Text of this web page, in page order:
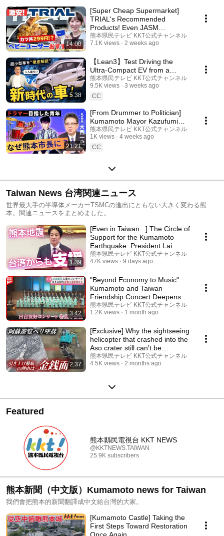
14:00
[Super Cheap Supermarket]
TRIAL's Recommended
Products! Even JASM
employees come to shop
here!? E...
熊本県民テレビ KKT公式チャンネル
7.1K views
2 weeks ago
5:38
【Lean3】Test Driving the
Ultra-Compact EV from a
Former Toyota Developer!
熊本県民テレビ KKT公式チャンネル
9.5K views
3 weeks ago
CC
21:21
[From Drummer to Politician]
Kumamoto Mayor Kazufumi
Onishi: What's His Next
Ambition? Is He Head...
熊本県民テレビ KKT公式チャンネル
1K views
4 weeks ago
CC
Taiwan News 台湾関連ニュース
世界最大手の半導体メーカーTSMCの進出にともない大きく変わる熊
本。関連ニュースをまとめました。
1:39
[Even in Taiwan...] The Circle of
Support for the Kumamoto
Earthquake: President Lai
Ching-te and...
熊本県民テレビ KKT公式チャンネル
47K views
9 days ago
3:42
"Beyond Economy to Music":
Kumamoto and Taiwan
Friendship Concert Deepens
Bonds Across Language a...
熊本県民テレビ KKT公式チャンネル
1.2K views
1 month ago
2:37
[Exclusive] Why the sightseeing
helicopter that crashed into the
Aso crater still can't be
recove...
熊本県民テレビ KKT公式チャンネル
4.5K views
2 months ago
Featured
熊本縣民電視台 KKT NEWS
@KKTNEWS.TAIWAN
25.9K subscribers
熊本新聞（中文版）Kumamoto news for Taiwan
我們會把熊本的新聞翻譯成中文給台灣的大家。
[Kumamoto Castle] Taking the
First Steps Toward Restoration
Once Again